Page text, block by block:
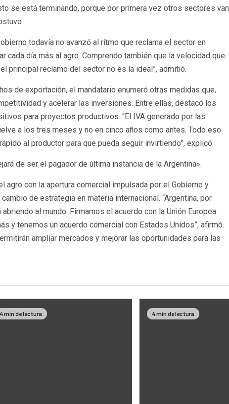
se está terminando, porque por primera vez otros sectores van
todavía no avanzó al ritmo que reclama el sector en
cada día más al agro. Comprendo también que la velocidad que
principal reclamo del sector no es la ideal”, admitió.
de exportación, el mandatario enumeró otras medidas que,
y acelerar las inversiones. Entre ellas, destacó los
para proyectos productivos. “El IVA generado por las
a los tres meses y no en cinco años como antes. Todo eso
al productor para que pueda seguir invirtiendo”, explicó.
de ser el pagador de última instancia de la Argentina».
agro con la apertura comercial impulsada por el Gobierno y
de estrategia en materia internacional. “Argentina, por
al mundo. Firmamos el acuerdo con la Unión Europea.
y tenemos un acuerdo comercial con Estados Unidos”, afirmó.
ampliar mercados y mejorar las oportunidades para las
4 min de lectura 4 min de lectura